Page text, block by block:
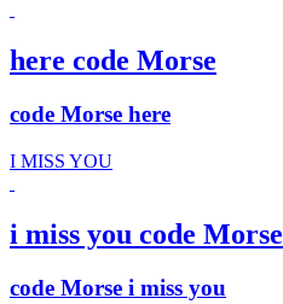
here code Morse
code Morse here
I MISS YOU
i miss you code Morse
code Morse i miss you